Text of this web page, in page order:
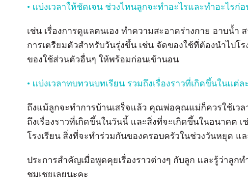
• แบ่งเวลาให้ชัดเจน ช่วงไหนลูกจะทำอะไรและทำอะไรก่
เช่น เรื่องการดูแลตนเอง ทำความสะอาดร่างกาย อาบน้ำ
การเตรียมตัวสำหรับวันรุ่งขึ้น เช่น จัดของใช้ที่ต้องนำไปโ
ของใช้ส่วนตัวอื่นๆ ให้พร้อมก่อนเข้านอน
• แบ่งเวลาทบทวนบทเรียน รวมถึงเรื่องราวที่เกิดขึ้นในแต่ล
ถึงแม้ลูกจะทำการบ้านเสร็จแล้ว คุณพ่อคุณแม่ก็ควรใช้เว
ถึงเรื่องราวที่เกิดขึ้นในวันนี้ และสิ่งที่จะเกิดขึ้นในอนาคต
โรงเรียน สิ่งที่จะทำร่วมกันของครอบครัวในช่วงวันหยุด แ
ประการสำคัญเมื่อพูดคุยเรื่องราวต่างๆ กับลูก และรู้ว่าลู
ชมเชยเลยนะคะ